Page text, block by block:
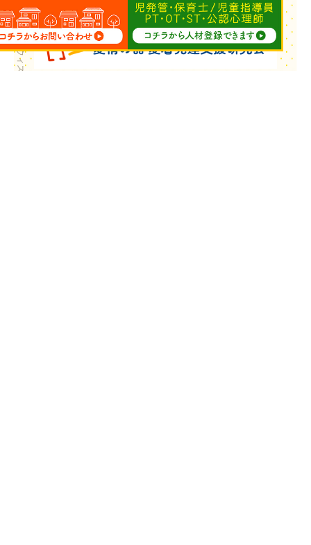
Copyright © ウィズ・ユー All Rights Reserved.